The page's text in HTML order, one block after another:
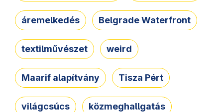
áremelkedés Belgrade Waterfront
textilművészet weird
Maarif alapítvány Tisza Pért
világcsúcs közmeghallgatás